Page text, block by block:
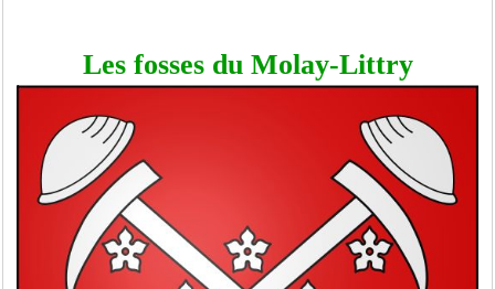
Les fosses du Molay-Littry